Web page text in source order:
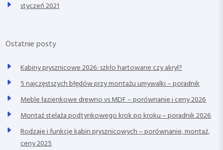
styczeń 2021
Ostatnie posty
Kabiny prysznicowe 2026: szkło hartowane czy akryl?
5 najczęstszych błędów przy montażu umywalki – poradnik
Meble łazienkowe drewno vs MDF – porównanie i ceny 2026
Montaż stelaża podtynkowego krok po kroku – poradnik 2026
Rodzaje i funkcje kabin prysznicowych – porównanie, montaż,
ceny 2025